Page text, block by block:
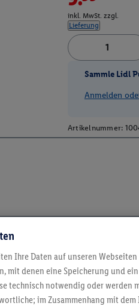
inkl. MwSt. zzgl.
Lieferung
Sammle Lidl
Anmelden
Artikelnummer:
€ Versand
Jetzt zum Newsletter
Ihre Daten auf unseren
mit denen eine Speicherung und
technisch notwendig oder werden
im Zusammenhang mit dem